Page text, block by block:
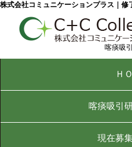
株式会社コミュニケーションプラス｜修
喀痰吸
Ｈ
喀痰吸引
現在募